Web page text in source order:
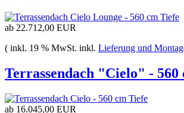
ab 22.712,00 EUR
( inkl. 19 % MwSt. inkl. Lieferung und
Terrassendach "Cielo" - 560
ab 16.045,00 EUR